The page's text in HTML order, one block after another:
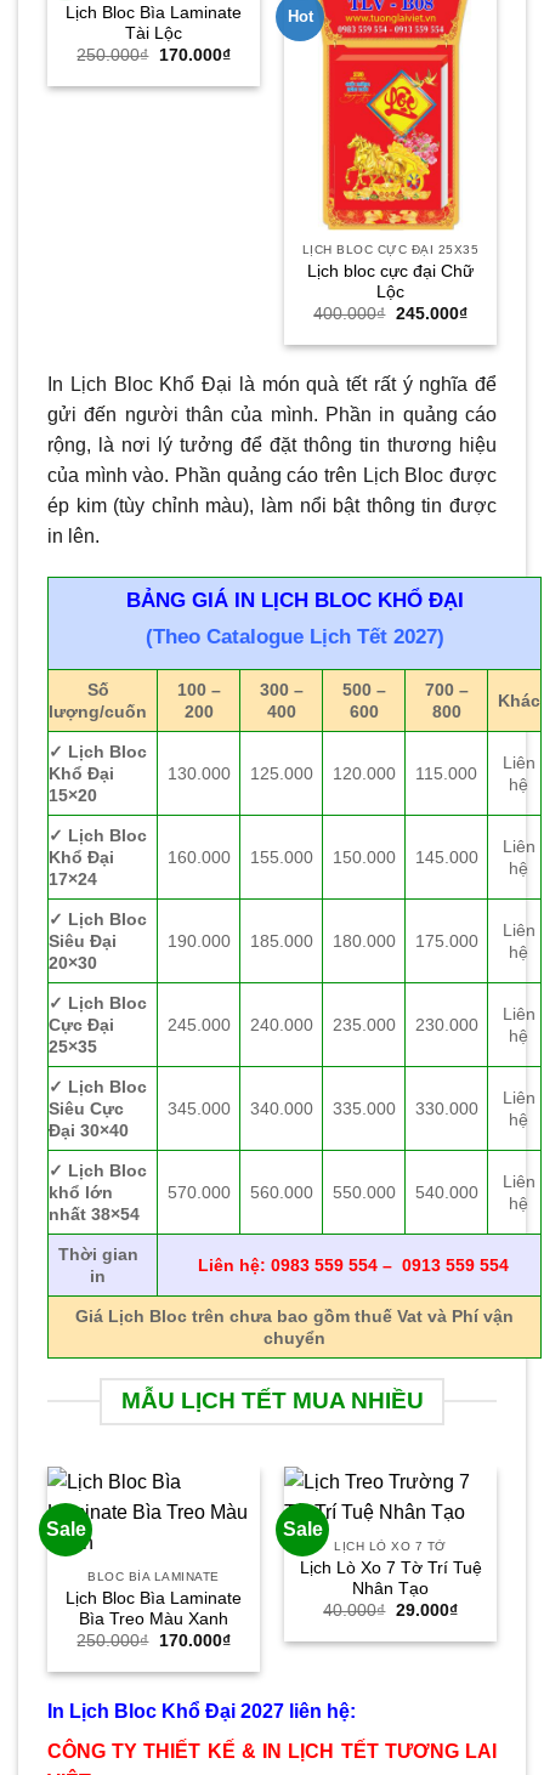
Lịch Bloc Bìa Laminate
Tài Lộc
250.000₫
Giá
là:
170.000₫Giá
tại
Hot
LỊCH BLOC CỰC ĐẠI 25X35
Lịch bloc cực đại Chữ
Lộc
400.000₫ Giá
là:
245.000₫Giá
tại
245.000₫.
In Lịch Bloc Khổ Đại là món quà tết rất ý nghĩa để
gửi đến người thân của mình. Phần in quảng cáo
rộng, là nơi lý tưởng để đặt thông tin thương hiệu
của mình vào. Phần quảng cáo trên Lịch Bloc được
ép kim (tùy chỉnh màu), làm nổi bật thông tin được
in lên.
BẢNG GIÁ IN LỊCH BLOC KHỔ ĐẠI
(Theo Catalogue Lịch Tết 2027)
Số
lượng/cuốn
100 –
200
300 –
400
500 –
600
700 –
800
Khác
✓ Lịch Bloc
Khổ Đại
15×20
130.000 125.000 120.000 115.000
Liên
hệ
✓ Lịch Bloc
Khổ Đại
17×24
160.000 155.000 150.000 145.000
Liên
hệ
✓ Lịch Bloc
Siêu Đại
20×30
190.000 185.000 180.000 175.000
Liên
hệ
✓ Lịch Bloc
Cực Đại
25×35
245.000 240.000 235.000 230.000
Liên
hệ
✓ Lịch Bloc
Siêu Cực
Đại 30×40
345.000 340.000 335.000 330.000
Liên
hệ
✓ Lịch Bloc
khổ lớn
nhất 38×54
570.000 560.000 550.000 540.000
Liên
hệ
Thời gian
in
Liên hệ: 0983 559 554 – 0913 559 554
Giá Lịch Bloc trên chưa bao gồm thuế Vat và Phí vận
chuyển
MẪU LỊCH TẾT MUA NHIỀU
Sale
BLOC BÌA LAMINATE
Lịch Bloc Bìa Laminate
Bìa Treo Màu Xanh
250.000₫
Giá
là:
170.000₫Giá
tại
170.000₫.
Sale
LỊCH LÒ XO 7 TỜ
Lịch Lò Xo 7 Tờ Trí Tuệ
Nhân Tạo
40.000₫ Giá
là:
29.000₫Giá
tại
In Lịch Bloc Khổ Đại 2027 liên hệ:
CÔNG TY THIẾT KẾ & IN LỊCH TẾT TƯƠNG LAI